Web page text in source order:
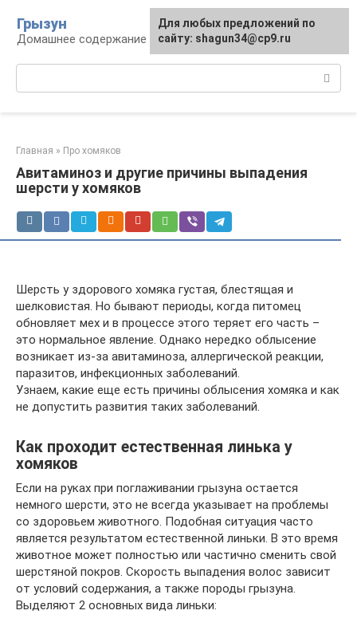
контенту
Грызун
Домашнее содержание грызунов
Главная » Про хомяков
Авитаминоз и другие причины выпадения
шерсти у хомяков
Шерсть у здорового хомяка густая, блестящая и
шелковистая. Но бывают периоды, когда питомец
обновляет мех и в процессе этого теряет его часть –
это нормальное явление. Однако нередко облысение
возникает из-за авитаминоза, аллергической реакции,
паразитов, инфекционных заболеваний.
Узнаем, какие еще есть причины облысения хомяка и как
не допустить развития таких заболеваний.
Как проходит естественная линька у
хомяков
Если на руках при поглаживании грызуна остается
немного шерсти, это не всегда указывает на проблемы
со здоровьем животного. Подобная ситуация часто
является результатом естественной линьки. В это время
животное может полностью или частично сменить свой
шерстяной покров. Скорость выпадения волос зависит
от условий содержания, а также породы грызуна.
Выделяют 2 основных вида линьки:
Для любых предложений по
сайту: shagun34@cp9.ru